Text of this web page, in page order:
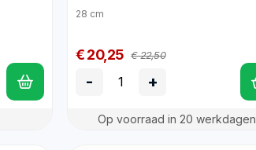
28 cm
€ 20,25 € 22,50
- +
Op voorraad in 20 werkdagen